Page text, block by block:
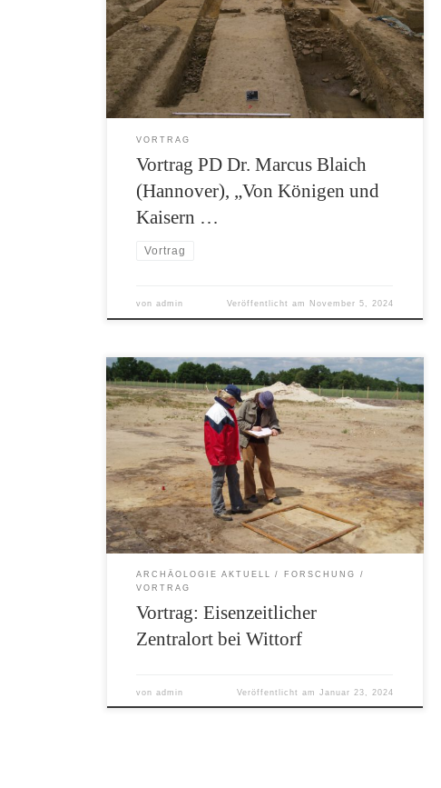
Dementsprechend musste der Herrscher vor
Ort und in wichtigen Zentren präsent sein. Für
die Aufenthalte der Kaiser und Könige sowie
deren Tross wurden befestigte Pfalzen angelegt.
[…]
VORTRAG
Vortrag PD Dr. Marcus Blaich
(Hannover), „Von Königen und
Kaisern …
Vortrag
vonadmin Veröffentlicht am November 5, 2024
Wittorf war in den Jahrhunderten vor Christus
ein überregional bedeutender Zentralort.
Darüber und über weitere Ergebnisse ihrer
Forschungen berichtet die Archäologin Paulina
Kiel in einem öffentlichen Vortrag in Rotenburg
(Wümme). Der Vortrag wird von der
Kreisarchäologie zusammen mit der
Archäologischen Gesellschaft im Landkreis
Rotenburg (Wümme) e.V. veranstaltet. Er findet
am […]
ARCHÄOLOGIE AKTUELL
FORSCHUNG
VORTRAG
Vortrag: Eisenzeitlicher
Zentralort bei Wittorf
vonadmin Veröffentlicht am Januar 23, 2024